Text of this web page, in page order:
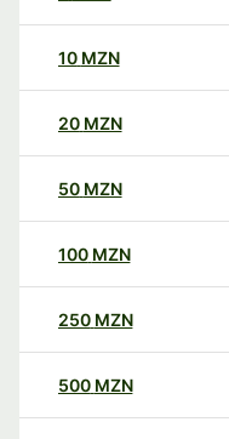
10 MZN
20 MZN
50 MZN
100 MZN
250 MZN
500 MZN